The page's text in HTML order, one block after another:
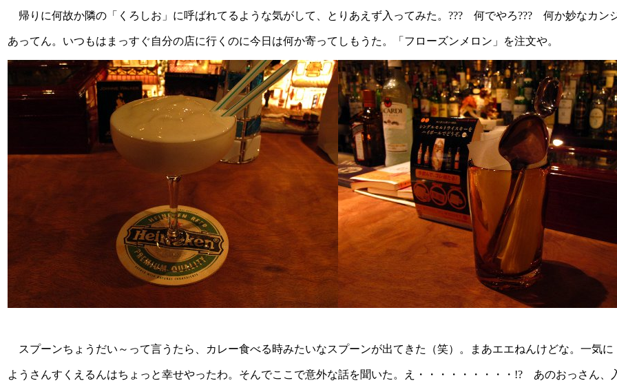
帰りに何故か隣の「くろしお」に呼ばれてるような気がして、とりあえず入ってみた。??? 何でやろ??? 何か妙なカン
あってん。いつもはまっすぐ自分の店に行くのに今日は何か寄ってしもうた。「フローズンメロン」を注文や。
スプーンちょうだい～って言うたら、カレー食べる時みたいなスプーンが出てきた（笑）。まあエエねんけどな。一気に
ようさんすくえるんはちょっと幸せやったわ。そんでここで意外な話を聞いた。え・・・・・・・・・!? あのおっさん、